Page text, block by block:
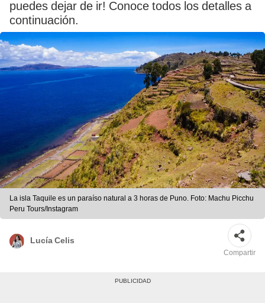
puedes dejar de ir! Conoce todos los detalles a
continuación.
La isla Taquile es un paraíso natural a 3 horas de Puno. Foto: Machu Picchu
Peru Tours/Instagram
Lucía Celis
Compartir